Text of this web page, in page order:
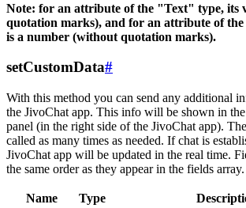
Note: for an attribute of the "Text" type, its
quotation marks), and for an attribute of
is a number (without quotation marks).
setCustomData#
With this method you can send any additional
the JivoChat app. This info will be shown in
panel (in the right side of the JivoChat app).
called as many times as needed. If chat is
JivoChat app will be updated in the real time.
the same order as they appear in the fields array.
Name Type